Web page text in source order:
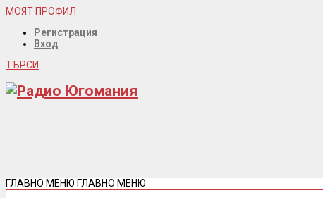
МОЯТ ПРОФИЛ
Регистрация
Вход
ТЪРСИ
ГЛАВНО МЕНЮ ГЛАВНО МЕНЮ